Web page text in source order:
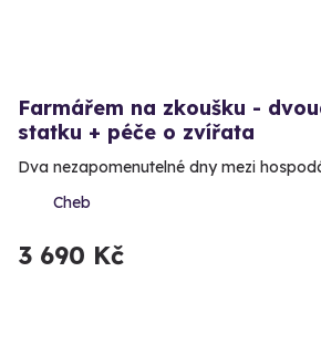
Farmářem na zkoušku -
statku + péče o zvířata
Dva nezapomenutelné dny mezi
Cheb
3 690 Kč